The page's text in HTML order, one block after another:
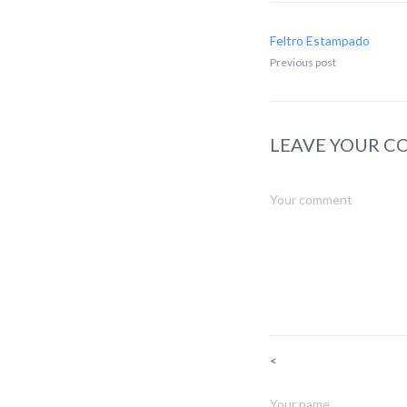
Feltro Estampado
Previous post
LEAVE YOUR
<